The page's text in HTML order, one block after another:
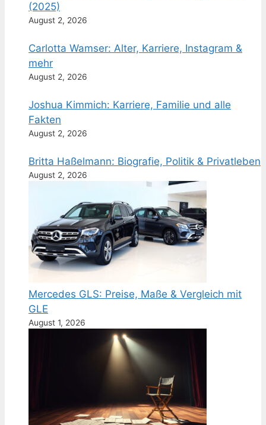
(2025)
August 2, 2026
Carlotta Wamser: Alter, Karriere, Instagram &
mehr
August 2, 2026
Joshua Kimmich: Karriere, Familie und alle
Fakten
August 2, 2026
Britta Haßelmann: Biografie, Politik & Privatleben
August 2, 2026
Mercedes GLS: Preise, Maße & Vergleich mit
GLE
August 1, 2026